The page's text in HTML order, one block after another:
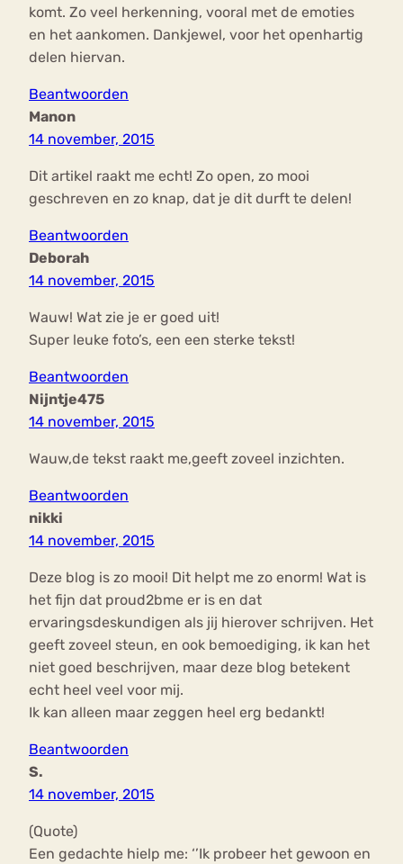
komt. Zo veel herkenning, vooral met de emoties
en het aankomen. Dankjewel, voor het openhartig
delen hiervan.
Beantwoorden
Manon
14 november, 2015
Dit artikel raakt me echt! Zo open, zo mooi
geschreven en zo knap, dat je dit durft te delen!
Beantwoorden
Deborah
14 november, 2015
Wauw! Wat zie je er goed uit!
Super leuke foto’s, een een sterke tekst!
Beantwoorden
Nijntje475
14 november, 2015
Wauw,de tekst raakt me,geeft zoveel inzichten.
Beantwoorden
nikki
14 november, 2015
Deze blog is zo mooi! Dit helpt me zo enorm! Wat is
het fijn dat proud2bme er is en dat
ervaringsdeskundigen als jij hierover schrijven. Het
geeft zoveel steun, en ook bemoediging, ik kan het
niet goed beschrijven, maar deze blog betekent
echt heel veel voor mij.
Ik kan alleen maar zeggen heel erg bedankt!
Beantwoorden
S.
14 november, 2015
(Quote)
Een gedachte hielp me: ‘’Ik probeer het gewoon en